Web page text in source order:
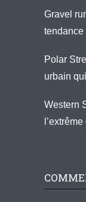
Gravel
tendance
Polar
urbain
Western